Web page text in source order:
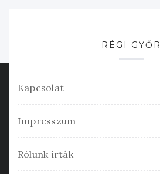
RÉGI GYŐR
Kapcsolat
Impresszum
Rólunk írták